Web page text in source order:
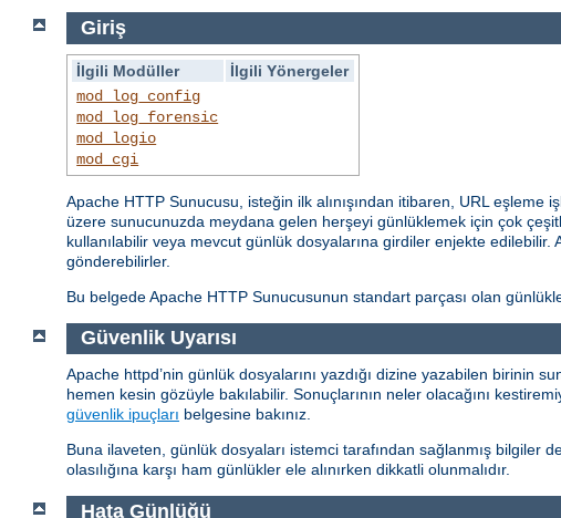
Giriş
İlgili Modüller
İlgili Yönergeler
mod_log_config
mod_log_forensic
mod_logio
mod_cgi
Apache HTTP Sunucusu, isteğin ilk alınışından itibaren, URL eşleme
üzere sunucunuzda meydana gelen herşeyi günlüklemek için çok
kullanılabilir veya mevcut günlük dosyalarına girdiler enjekte
gönderebilirler.
Bu belgede Apache HTTP Sunucusunun standart parçası olan
Güvenlik Uyarısı
Apache httpd’nin günlük dosyalarını yazdığı dizine yazabilen birinin
hemen kesin gözüyle bakılabilir. Sonuçlarının neler olacağını
güvenlik ipuçları belgesine bakınız.
Buna ilaveten, günlük dosyaları istemci tarafından sağlanmış
olasılığına karşı ham günlükler ele alınırken dikkatli olunmalıdır.
Hata Günlüğü